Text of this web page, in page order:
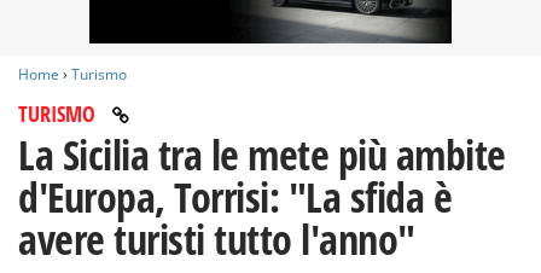
Home › Turismo
TURISMO
La Sicilia tra le mete più ambite
d'Europa, Torrisi: "La sfida è
avere turisti tutto l'anno"